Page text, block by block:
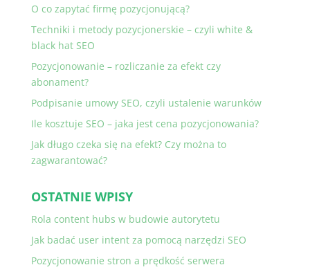
O co zapytać firmę pozycjonującą?
Techniki i metody pozycjonerskie – czyli white &
black hat SEO
Pozycjonowanie – rozliczanie za efekt czy
abonament?
Podpisanie umowy SEO, czyli ustalenie warunków
Ile kosztuje SEO – jaka jest cena pozycjonowania?
Jak długo czeka się na efekt? Czy można to
zagwarantować?
OSTATNIE WPISY
Rola content hubs w budowie autorytetu
Jak badać user intent za pomocą narzędzi SEO
Pozycjonowanie stron a prędkość serwera